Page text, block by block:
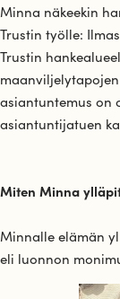
Minna näkeekin
Trustin työlle:
Trustin
asiantuntemus on
asiantuntijatuen
Miten Minna
Minnalle elämän
eli luonnon